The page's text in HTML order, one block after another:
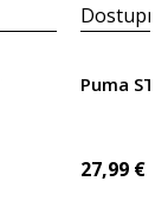
Puma
27,99 €